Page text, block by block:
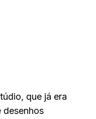
que já era
desenhos